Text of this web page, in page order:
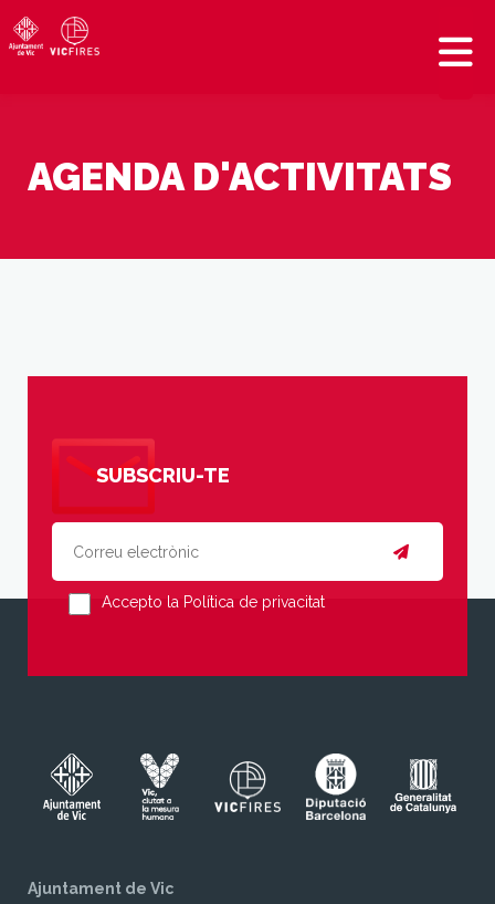
AGENDA D'ACTIVITATS
SUBSCRIU-TE
Accepto la Política de privacitat
Ajuntament de Vic